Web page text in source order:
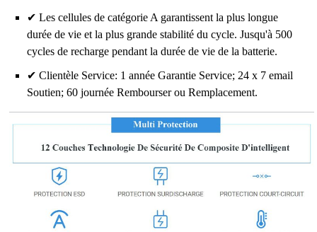
✔ Les cellules de catégorie A garantissent la plus longue
durée de vie et la plus grande stabilité du cycle. Jusqu'à 500
cycles de recharge pendant la durée de vie de la batterie.
✔ Clientèle Service: 1 année Garantie Service; 24 x 7 email
Soutien; 60 journée Rembourser ou Remplacement.